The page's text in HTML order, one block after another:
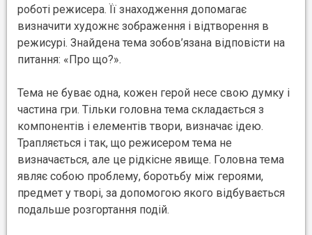
роботі режисера. Її знаходження допомагає
визначити художнє зображення і відтворення в
режисурі. Знайдена тема зобов’язана відповісти на
питання: «Про що?».
Тема не буває одна, кожен герой несе свою думку і
частина гри. Тільки головна тема складається з
компонентів і елементів твори, визначає ідею.
Трапляється і так, що режисером тема не
визначається, але це рідкісне явище. Головна тема
являє собою проблему, боротьбу між героями,
предмет у творі, за допомогою якого відбувається
подальше розгортання подій.